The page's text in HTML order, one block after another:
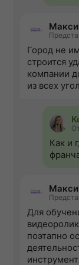
Город не
строится
компании
из всех
Как и
Для
поэтапно